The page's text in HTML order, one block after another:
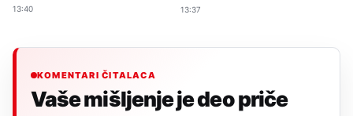
13:40 13:37
KOMENTARI ČITALACA
Vaše mišljenje je deo priče